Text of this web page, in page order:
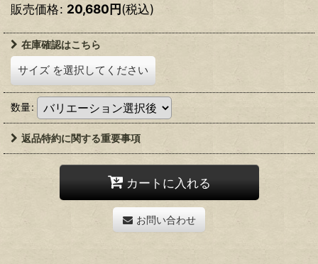
販売価格: 20,680円(税込)
在庫確認はこちら
サイズ を選択してください
数量:
返品特約に関する重要事項
カートに入れる
お問い合わせ